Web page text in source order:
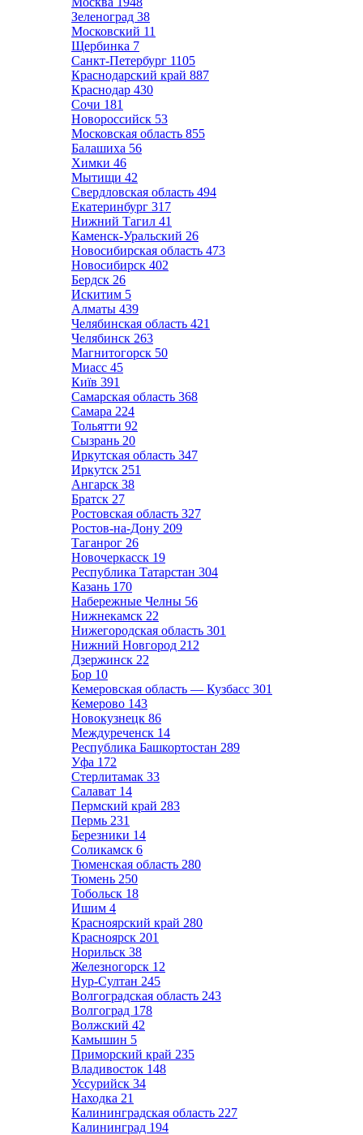
Зеленоград 38
Московский 11
Щербинка 7
Санкт-Петербург 1105
Краснодарский край 887
Краснодар 430
Сочи 181
Новороссийск 53
Московская область 855
Балашиха 56
Химки 46
Мытищи 42
Свердловская область 494
Екатеринбург 317
Нижний Тагил 41
Каменск-Уральский 26
Новосибирская область 473
Новосибирск 402
Бердск 26
Искитим 5
Алматы 439
Челябинская область 421
Челябинск 263
Магнитогорск 50
Миасс 45
Київ 391
Самарская область 368
Самара 224
Тольятти 92
Сызрань 20
Иркутская область 347
Иркутск 251
Ангарск 38
Братск 27
Ростовская область 327
Ростов-на-Дону 209
Таганрог 26
Новочеркасск 19
Республика Татарстан 304
Казань 170
Набережные Челны 56
Нижнекамск 22
Нижегородская область 301
Нижний Новгород 212
Дзержинск 22
Бор 10
Кемеровская область — Кузбасс 301
Кемерово 143
Новокузнецк 86
Междуреченск 14
Республика Башкортостан 289
Уфа 172
Стерлитамак 33
Салават 14
Пермский край 283
Пермь 231
Березники 14
Соликамск 6
Тюменская область 280
Тюмень 250
Тобольск 18
Ишим 4
Красноярский край 280
Красноярск 201
Норильск 38
Железногорск 12
Нур-Султан 245
Волгоградская область 243
Волгоград 178
Волжский 42
Камышин 5
Приморский край 235
Владивосток 148
Уссурийск 34
Находка 21
Калининградская область 227
Калининград 194